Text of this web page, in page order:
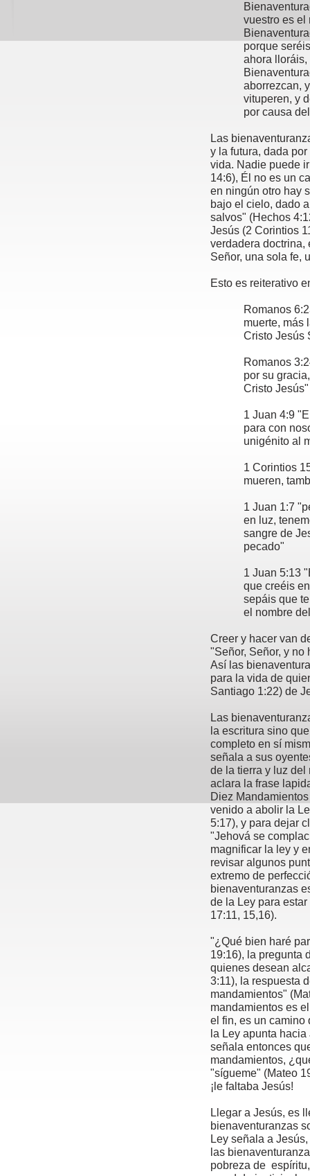
vuestro es el
porque
ahora
aborrezcan,
vituperen, y
por causa
Las
y la futura, dada
vida. Nadie puede
14:6), Él no es un
en ningún otro hay
bajo el cielo, dado
salvos" (Hechos
Jesús (2 Corintios
verdadera doctrina,
Señor, una sola fe,
Esto es reiterativo
Romanos
muerte, más
Cristo Jesús
Romanos
por su
Cristo Jesús"
1 Juan 4:9
para con
unigénito al
1 Corintios
mueren,
1 Juan 1:7
en luz,
sangre de
pecado"
1 Juan 5:13
que creéis
sepáis que
el nombre
Creer y hacer van
"Señor, Señor, y no
Así las
para la vida de
Santiago 1:22) de
Las
la escritura sino
completo en sí
señala a sus
de la tierra y luz del
aclara la frase
Diez
venido a abolir la
5:17), y para dejar
"Jehová se
magnificar la ley y
revisar algunos
extremo de
bienaventuranzas
de la Ley para
17:11, 15,16).
"¿Qué bien haré
19:16), la pregunta
quienes desean
3:11), la respuesta
mandamientos"
mandamientos es
el fin, es un camino
la Ley apunta
señala entonces
mandamientos,
"sígueme" (Mateo
¡le faltaba Jesús!
Llegar a Jesús, es
bienaventuranzas
Ley señala a
las
pobreza de